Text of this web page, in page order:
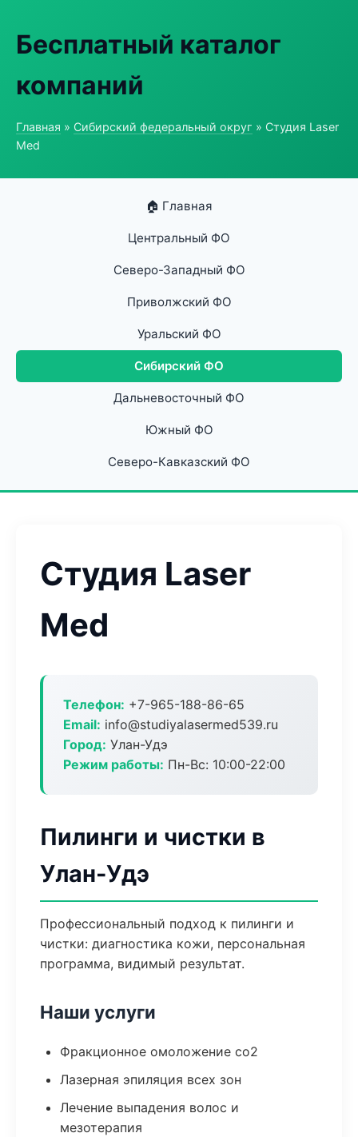
Бесплатный каталог
компаний
Главная » Сибирский федеральный округ » Студия Laser
Med
🏠 Главная
Центральный ФО
Северо-Западный ФО
Приволжский ФО
Уральский ФО
Сибирский ФО
Дальневосточный ФО
Южный ФО
Северо-Кавказский ФО
Студия Laser
Med
Телефон: +7-965-188-86-65
Email: info@studiyalasermed539.ru
Город: Улан-Удэ
Режим работы: Пн-Вс: 10:00-22:00
Пилинги и чистки в
Улан-Удэ
Профессиональный подход к пилинги и
чистки: диагностика кожи, персональная
программа, видимый результат.
Наши услуги
Фракционное омоложение co2
Лазерная эпиляция всех зон
Лечение выпадения волос и
мезотерапия